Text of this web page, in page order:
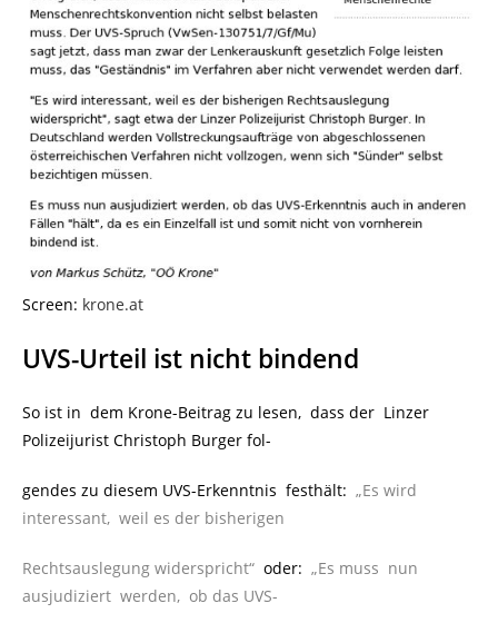
Screen: krone.at
UVS-Urteil ist nicht bindend
So ist in dem Krone-Beitrag zu lesen, dass der Linzer
Polizeijurist Christoph Burger fol-
gendes zu diesem UVS-Erkenntnis festhält: „Es wird
interessant, weil es der bisherigen
Rechtsauslegung widerspricht“ oder: „Es muss nun
ausjudiziert werden, ob das UVS-